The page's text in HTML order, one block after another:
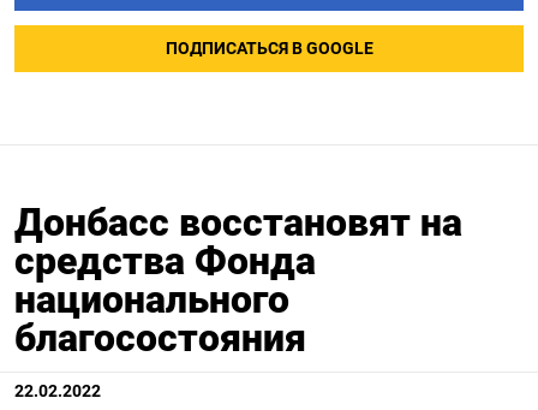
ПОДПИСАТЬСЯ В GOOGLE
Донбасс восстановят на
средства Фонда
национального
благосостояния
22.02.2022